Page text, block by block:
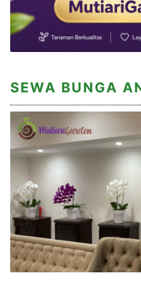
SEWA BUNGA